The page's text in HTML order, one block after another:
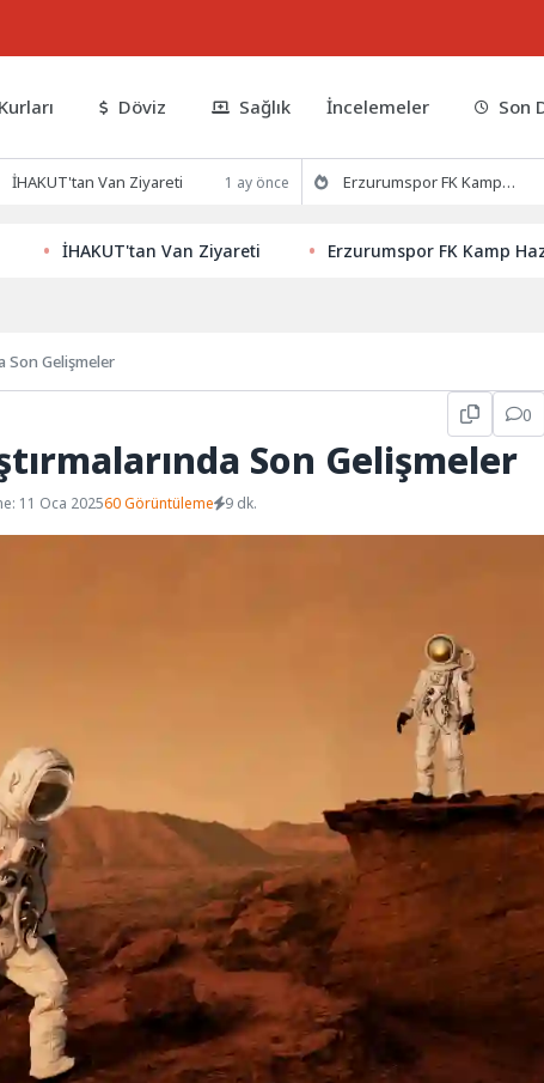
Döviz Sağlık İncelemeler Son
İHAKUT'tan Van Ziyareti 1 ay önce Erzurumspor FK Kamp Hazırlıklarına Devam Ediyor
İHAKUT'tan Van Ziyareti Erzurumspor FK Kamp
Son Gelişmeler
0
Son Gelişmeler
11 Oca 202560 Görüntüleme 9 dk.